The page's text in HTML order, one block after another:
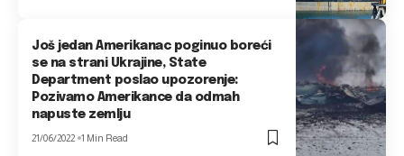
Još jedan Amerikanac poginuo boreći
se na strani Ukrajine, State
Department poslao upozorenje:
Pozivamo Amerikance da odmah
napuste zemlju
21/06/2022 1 Min Read